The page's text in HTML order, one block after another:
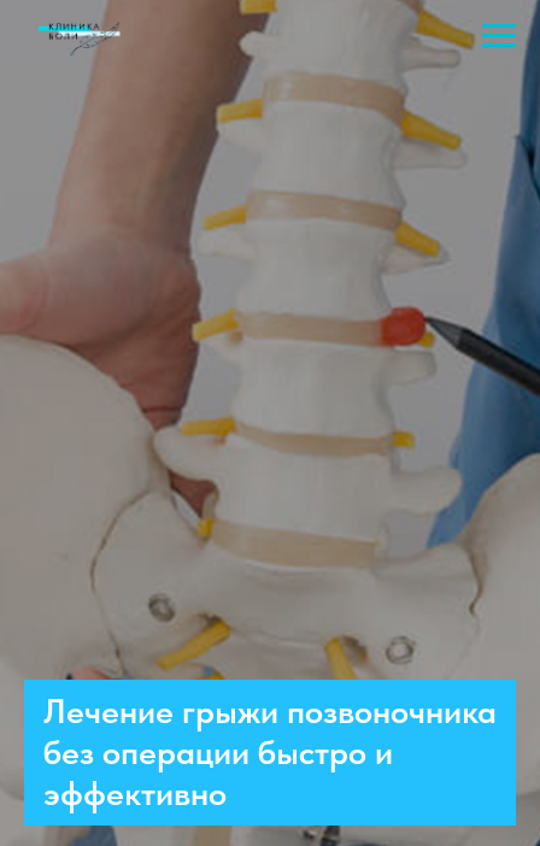
Лечение грыжи позвоночника
без операции быстро и
эффективно